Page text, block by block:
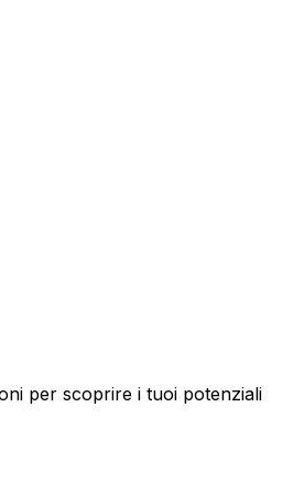
per scoprire i tuoi potenziali